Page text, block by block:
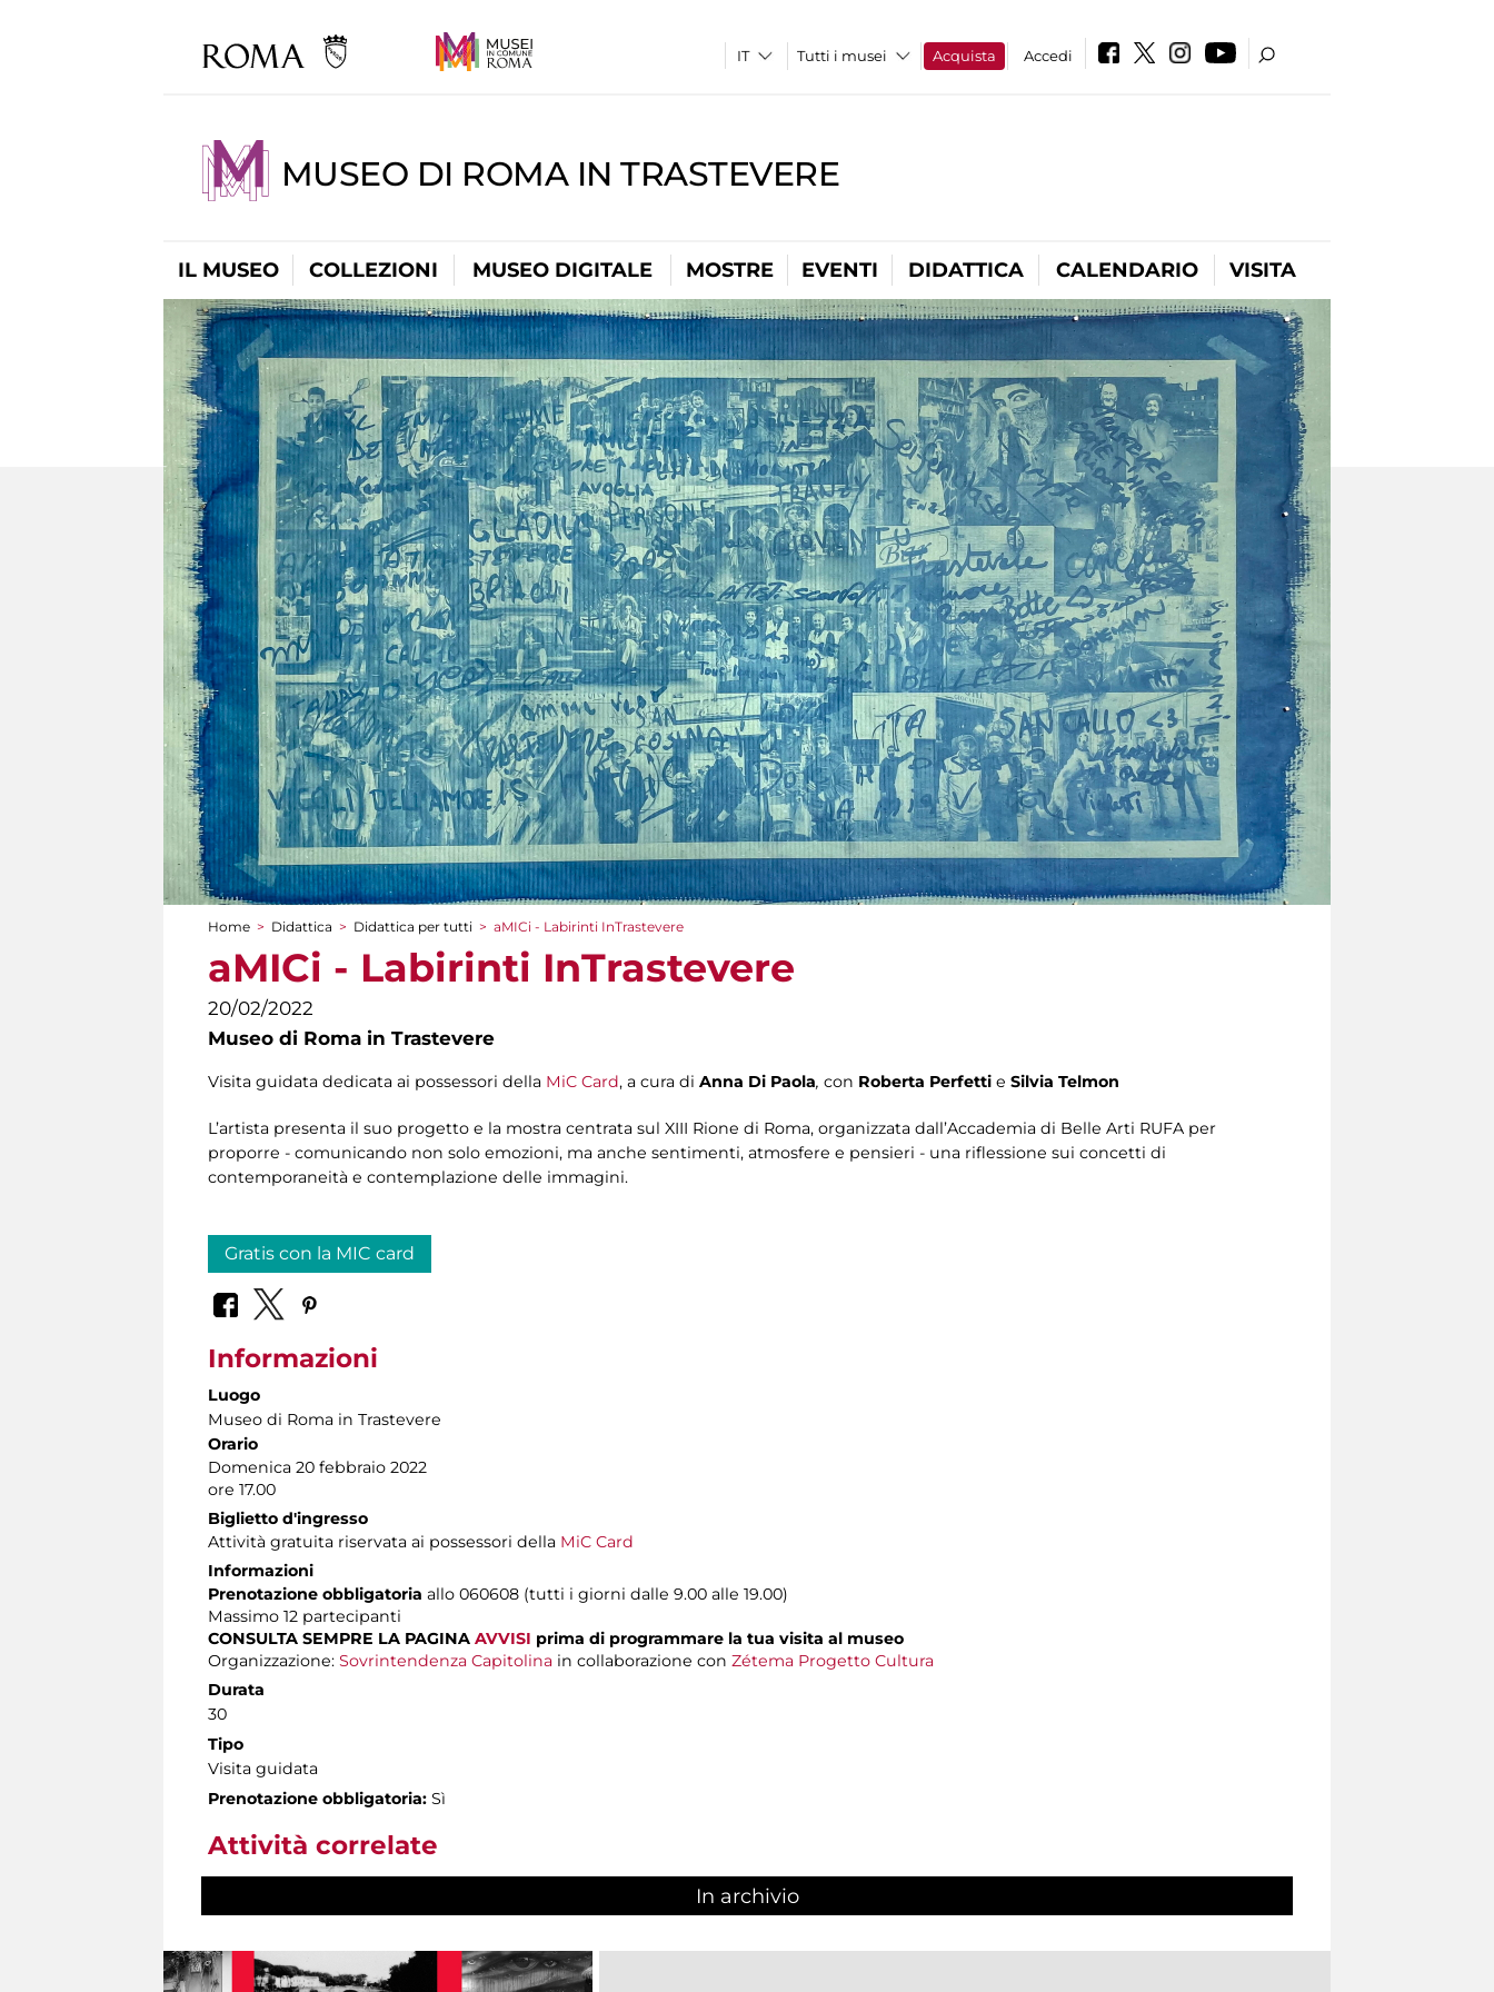
Tutti i musei Acquista Accedi
MUSEO DI ROMA IN TRASTEVERE
IL MUSEO COLLEZIONI MUSEO DIGITALE MOSTRE EVENTI DIDATTICA CALENDARIO VISITA
Tu sei qui
Home > Didattica > Didattica per tutti > aMICi - Labirinti InTrastevere
aMICi - Labirinti InTrastevere
20/02/2022
Museo di Roma in Trastevere
Visita guidata dedicata ai possessori della MiC Card, a cura di Anna Di Paola, con Roberta Perfetti e Silvia Telmon
L’artista presenta il suo progetto e la mostra centrata sul XIII Rione di Roma, organizzata dall’Accademia di Belle Arti RUFA per
proporre - comunicando non solo emozioni, ma anche sentimenti, atmosfere e pensieri - una riflessione sui concetti di
contemporaneità e contemplazione delle immagini.
Gratis con la MIC card
Informazioni
Luogo
Museo di Roma in Trastevere
Orario
Domenica 20 febbraio 2022
ore 17.00
Biglietto d'ingresso
Attività gratuita riservata ai possessori della MiC Card
Informazioni
Prenotazione obbligatoria allo 060608 (tutti i giorni dalle 9.00 alle 19.00)
Massimo 12 partecipanti
CONSULTA SEMPRE LA PAGINA AVVISI prima di programmare la tua visita al museo
Organizzazione: Sovrintendenza Capitolina in collaborazione con Zétema Progetto Cultura
Durata
30
Tipo
Visita guidata
Prenotazione obbligatoria: Sì
Attività correlate
In archivio